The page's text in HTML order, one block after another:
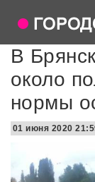
В
около
нормы
01 июня 2020